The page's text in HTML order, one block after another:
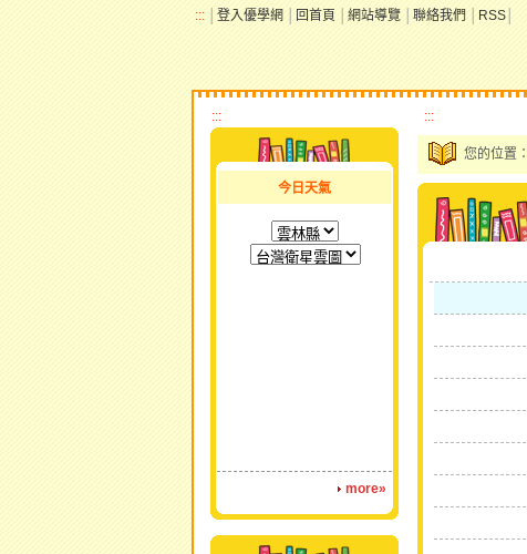
::: 登入優學網 回首頁 網站導覽 聯絡我們 RSS
:::
今日天氣
more»
:::
您的位置：